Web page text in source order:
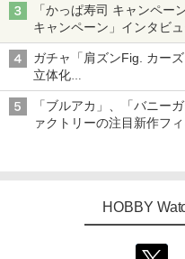
「かっぱ寿司 キャンペー
キャンペーン」インタビ
子どもが楽しめるかっぱ
追求
ガチャ「肩ズンFig. カー
立体化
ライトニング・マックィ
「ブルアカ」、「バニー
ァクトリーの注目新作フ
HOBBY